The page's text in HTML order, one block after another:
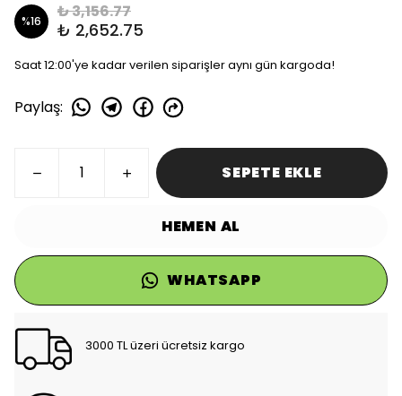
%16 ₺ 3,156.77
₺ 2,652.75
Saat 12:00'ye kadar verilen siparişler aynı gün kargoda!
Paylaş:
SEPETE EKLE
HEMEN AL
WHATSAPP
3000 TL üzeri ücretsiz kargo